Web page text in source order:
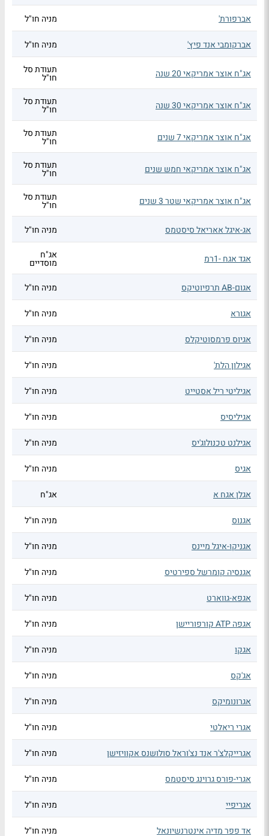
אברפורת' מניה חו"ל
אברקומבי אנד פיץ' מניה חו"ל
אג"ח אוצר אמריקאי 20 שנה תעודת סל
חו"ל
אג"ח אוצר אמריקאי 30 שנה תעודת סל
חו"ל
אג"ח אוצר אמריקאי 7 שנים תעודת סל
חו"ל
אג"ח אוצר אמריקאי חמש שנים תעודת סל
חו"ל
אג"ח אוצר אמריקאי שטר 3 שנים תעודת סל
חו"ל
אג-איגל אאריאל סיסטמס
מניה חו"ל
אגד אגח -1רמ אג"ח
מוסדיים
אגום-AB תרפיוטיקס
מניה חו"ל
אגורא מניה חו"ל
אגיוס פרמסוטיקלס מניה חו"ל
אגילון הלת' מניה חו"ל
אגיליטי ריל אסטייט מניה חו"ל
אגיליסיס מניה חו"ל
אגילנט טכנולוג'יס מניה חו"ל
אגיס מניה חו"ל
אגלן אגח א אג"ח
אגנוס מניה חו"ל
אגניקו-איגל מיינס מניה חו"ל
אגנסיה קומרשל ספירטיס מניה חו"ל
אגפא-גווארט מניה חו"ל
אגפה ATP קורפוריישן מניה חו"ל
אגקו מניה חו"ל
אג'קס מניה חו"ל
אגרונומיקס מניה חו"ל
אגרי ריאלטי מניה חו"ל
אגרייקלצ'ר אנד נצ'וראל סולושנס אקוויזישן מניה חו"ל
אגרי-פורס גרוינג סיסטמס מניה חו"ל
אגריפיי מניה חו"ל
אד פפר מדיה אינטרנשיונאל מניה חו"ל